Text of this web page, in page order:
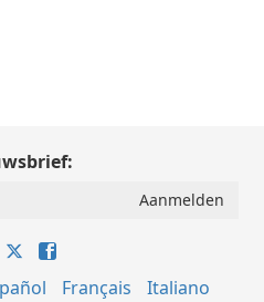
Français
Italiano